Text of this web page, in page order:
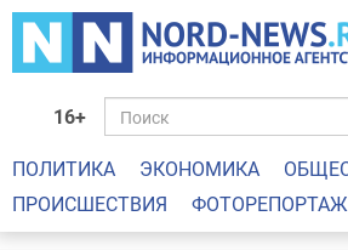
16+
ПОЛИТИКА ЭКОНОМИКА
ПРОИСШЕСТВИЯ